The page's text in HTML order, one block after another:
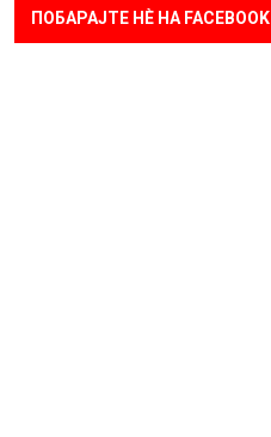
ПОБАРАЈТЕ НÈ НА FACEBOOK